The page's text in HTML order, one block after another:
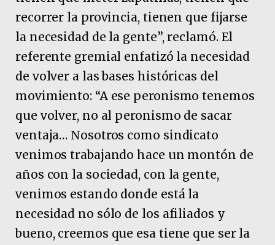
recorrer la provincia, tienen que fijarse
la necesidad de la gente”, reclamó. El
referente gremial enfatizó la necesidad
de volver a las bases históricas del
movimiento: “A ese peronismo tenemos
que volver, no al peronismo de sacar
ventaja… Nosotros como sindicato
venimos trabajando hace un montón de
años con la sociedad, con la gente,
venimos estando donde está la
necesidad no sólo de los afiliados y
bueno, creemos que esa tiene que ser la